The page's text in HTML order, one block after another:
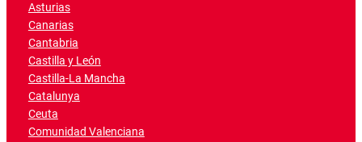
Asturias
Canarias
Cantabria
Castilla y León
Castilla-La Mancha
Catalunya
Ceuta
Comunidad Valenciana